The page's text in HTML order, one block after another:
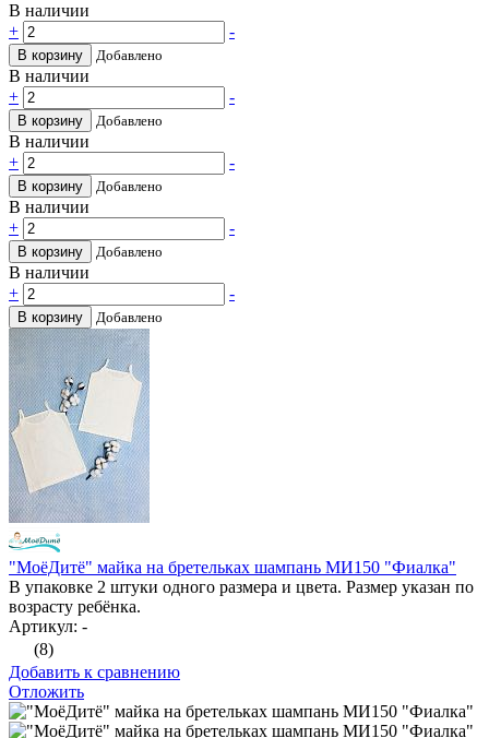
В наличии
+
-
В корзину Добавлено
В наличии
+
-
В корзину Добавлено
В наличии
+
-
В корзину Добавлено
В наличии
+
-
В корзину Добавлено
В наличии
+
-
В корзину Добавлено
"МоёДитё" майка на бретельках шампань МИ150 "Фиалка"
В упаковке 2 штуки одного размера и цвета. Размер указан по
возрасту ребёнка.
Артикул: -
(8)
Добавить к сравнению
Отложить